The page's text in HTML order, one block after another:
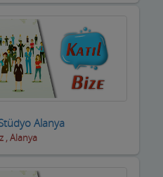
Alanya
, Alanya